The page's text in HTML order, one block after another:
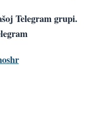
Telegram grupi.